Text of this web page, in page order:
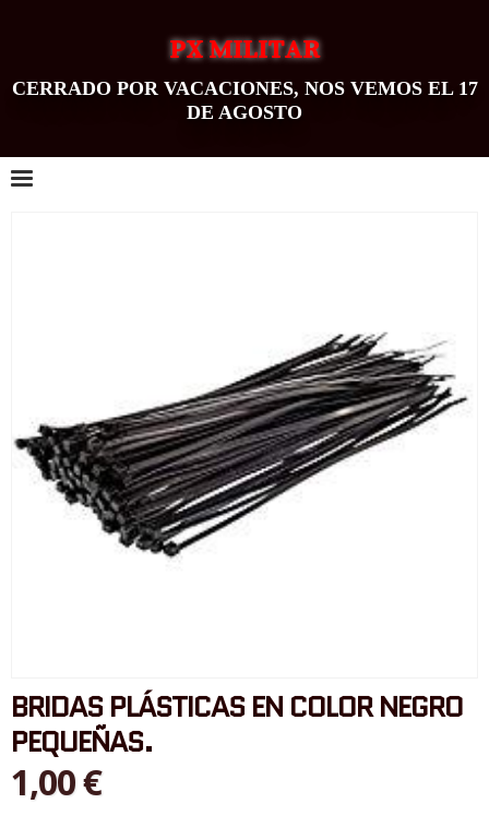
PX MILITAR
CERRADO POR VACACIONES, NOS VEMOS EL 17
DE AGOSTO
BRIDAS PLÁSTICAS EN COLOR NEGRO
PEQUEÑAS.
1,00 €